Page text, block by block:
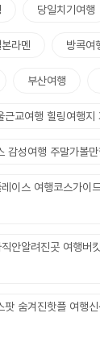
당일치기여행
라멘 방콕여
부산여행
교여행 힐링여행지
성여행 주말가볼
이스 여행코스가이
안알려진곳 여행버
숨겨진핫플 여행